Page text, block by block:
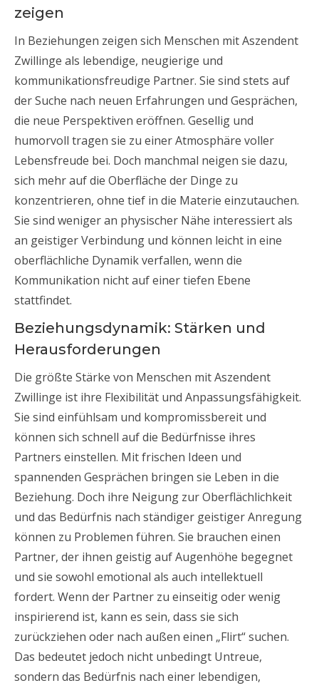
zeigen
In Beziehungen zeigen sich Menschen mit Aszendent
Zwillinge als lebendige, neugierige und
kommunikationsfreudige Partner. Sie sind stets auf
der Suche nach neuen Erfahrungen und Gesprächen,
die neue Perspektiven eröffnen. Gesellig und
humorvoll tragen sie zu einer Atmosphäre voller
Lebensfreude bei. Doch manchmal neigen sie dazu,
sich mehr auf die Oberfläche der Dinge zu
konzentrieren, ohne tief in die Materie einzutauchen.
Sie sind weniger an physischer Nähe interessiert als
an geistiger Verbindung und können leicht in eine
oberflächliche Dynamik verfallen, wenn die
Kommunikation nicht auf einer tiefen Ebene
stattfindet.
Beziehungsdynamik: Stärken und
Herausforderungen
Die größte Stärke von Menschen mit Aszendent
Zwillinge ist ihre Flexibilität und Anpassungsfähigkeit.
Sie sind einfühlsam und kompromissbereit und
können sich schnell auf die Bedürfnisse ihres
Partners einstellen. Mit frischen Ideen und
spannenden Gesprächen bringen sie Leben in die
Beziehung. Doch ihre Neigung zur Oberflächlichkeit
und das Bedürfnis nach ständiger geistiger Anregung
können zu Problemen führen. Sie brauchen einen
Partner, der ihnen geistig auf Augenhöhe begegnet
und sie sowohl emotional als auch intellektuell
fordert. Wenn der Partner zu einseitig oder wenig
inspirierend ist, kann es sein, dass sie sich
zurückziehen oder nach außen einen „Flirt“ suchen.
Das bedeutet jedoch nicht unbedingt Untreue,
sondern das Bedürfnis nach einer lebendigen,